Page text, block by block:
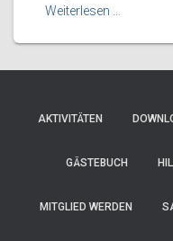
Weiterlesen …
AKTIVITÄTEN
GÄSTEBUCH
MITGLIED WERDEN